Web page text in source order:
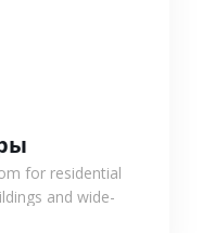
for residential
and wide-